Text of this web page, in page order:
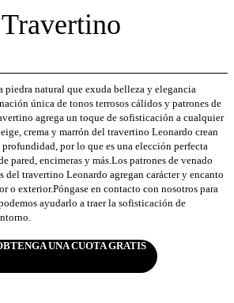
piedra natural que exuda belleza y elegancia
única de tonos terrosos cálidos y patrones de
agrega un toque de sofisticación a cualquier
crema y marrón del travertino Leonardo crean
por lo que es una elección perfecta
pared, encimeras y más.Los patrones de venado
del travertino Leonardo agregan carácter y encanto
o exterior.Póngase en contacto con nosotros para
ayudarlo a traer la sofisticación de
UNA CUOTA GRATIS